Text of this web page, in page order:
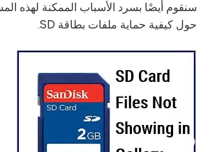
سنقوم أيضًا بسرد الأسباب الممكنة لهذه
حول كيفية حماية ملفات بطاقة SD.